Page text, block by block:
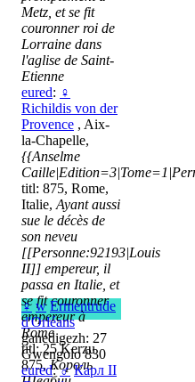
Metz, et se fit
couronner roi de
Lorraine dans
l'aglise de Saint-
Etienne
eured: ♀
Richildis von der
Provence , Aix-
la-Chapelle,
{{Anselme
titl: 875, Rome,
Italie, Ayant aussi
sue le décès de
son neveu
[[Personne:92193|Louis
II]] empereur, il
passa en Italie, et
se fit couronner
empereur à
Rome
titl: 25 Kerzu
875,Король
♀ w Ermentrude
d'Orléans
ganedigezh: 27
Gwengolo 830
eured:♂ Карл II